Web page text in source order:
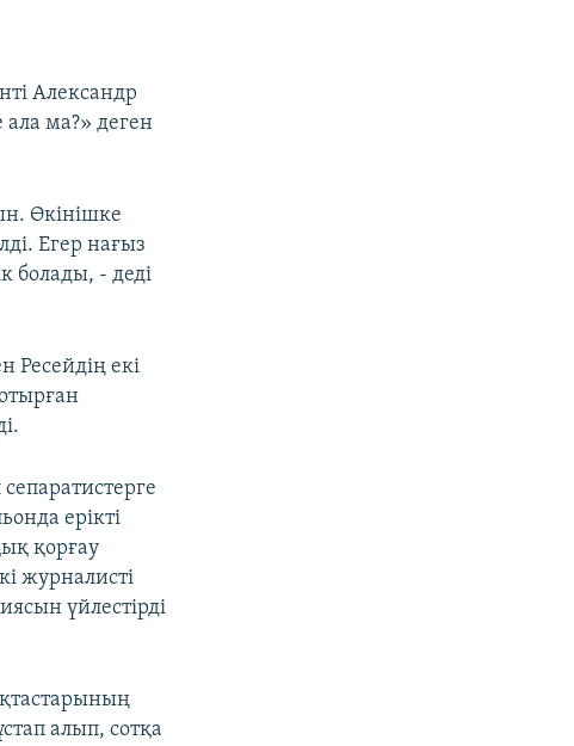
Александр
ма?» деген
Өкінішке
Егер нағыз
болады, - деді
екі
ерікті
қорғау
журналисті
үйлестірді
алып, сотқа